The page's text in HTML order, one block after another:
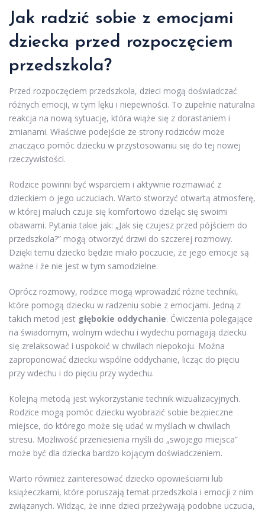
Jak radzić sobie z emocjami
dziecka przed rozpoczęciem
przedszkola?
Przed rozpoczęciem przedszkola, dzieci mogą doświadczać
różnych emocji, w tym lęku i niepewności. To zupełnie naturalna
reakcja na nową sytuację, która wiąże się z dorastaniem i
zmianami. Właściwe podejście ze strony rodziców może
znacząco pomóc dziecku w przystosowaniu się do tej nowej
rzeczywistości.
Rodzice powinni być wsparciem i aktywnie rozmawiać z
dzieckiem o jego uczuciach. Warto stworzyć otwartą atmosferę,
w której maluch czuje się komfortowo dzieląc się swoimi
obawami. Pytania takie jak: „Jak się czujesz przed pójściem do
przedszkola?” mogą otworzyć drzwi do szczerej rozmowy.
Dzięki temu dziecko będzie miało poczucie, że jego emocje są
ważne i że nie jest w tym samodzielne.
Oprócz rozmowy, rodzice mogą wprowadzić różne techniki,
które pomogą dziecku w radzeniu sobie z emocjami. Jedną z
takich metod jest głębokie oddychanie. Ćwiczenia polegające
na świadomym, wolnym wdechu i wydechu pomagają dziecku
się zrelaksować i uspokoić w chwilach niepokoju. Można
zaproponować dziecku wspólne oddychanie, licząc do pięciu
przy wdechu i do pięciu przy wydechu.
Kolejną metodą jest wykorzystanie technik wizualizacyjnych.
Rodzice mogą pomóc dziecku wyobrazić sobie bezpieczne
miejsce, do którego może się udać w myślach w chwilach
stresu. Możliwość przeniesienia myśli do „swojego miejsca”
może być dla dziecka bardzo kojącym doświadczeniem.
Warto również zainteresować dziecko opowieściami lub
książeczkami, które poruszają temat przedszkola i emocji z nim
związanych. Widząc, że inne dzieci przeżywają podobne uczucia,